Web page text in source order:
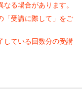
る場合があります。
「受講に際して」をご
している回数分の受講